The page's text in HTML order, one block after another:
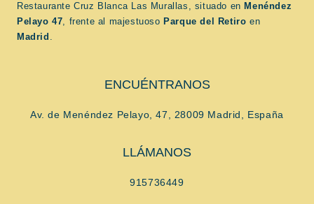
Restaurante Cruz Blanca Las Murallas, situado en Menéndez
Pelayo 47, frente al majestuoso Parque del Retiro en
Madrid .
ENCUÉNTRANOS
Av. de Menéndez Pelayo, 47, 28009 Madrid, España
LLÁMANOS
915736449